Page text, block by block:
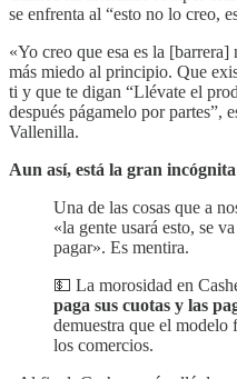
se enfrenta al “esto no lo creo,
«Yo creo que esa es la
más miedo al principio. Que
ti y que te digan “Llévate el
después págamelo por partes”,
Vallenilla.
Aun así, está la gran
Una de las cosas que a
«la gente usará esto, se
pagar». Es mentira.
💵 La morosidad en
paga sus cuotas y las
demuestra que el modelo
los comercios.